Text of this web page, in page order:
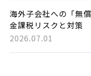
海外子会社への「無
金課税リスクと対策
2026.07.01